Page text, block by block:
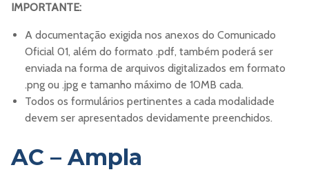
IMPORTANTE:
A documentação exigida nos anexos do Comunicado
Oficial 01, além do formato .pdf, também poderá ser
enviada na forma de arquivos digitalizados em formato
.png ou .jpg e tamanho máximo de 10MB cada.
Todos os formulários pertinentes a cada modalidade
devem ser apresentados devidamente preenchidos.
AC – Ampla